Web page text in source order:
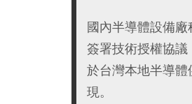
國內半導體設備
簽署技術授權協
於台灣本地半導
現。